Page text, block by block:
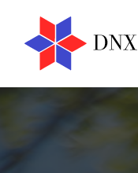
contenu